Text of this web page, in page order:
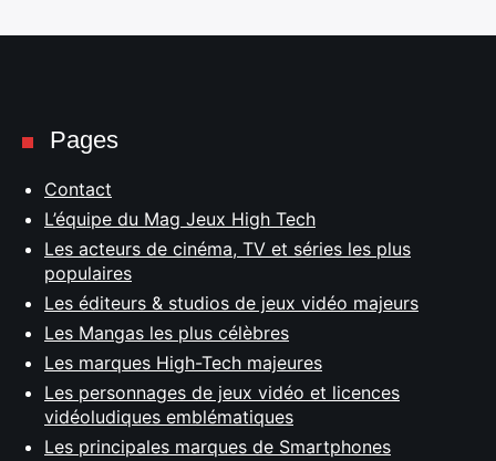
Pages
Contact
L’équipe du Mag Jeux High Tech
Les acteurs de cinéma, TV et séries les plus
populaires
Les éditeurs & studios de jeux vidéo majeurs
Les Mangas les plus célèbres
Les marques High-Tech majeures
Les personnages de jeux vidéo et licences
vidéoludiques emblématiques
Les principales marques de Smartphones